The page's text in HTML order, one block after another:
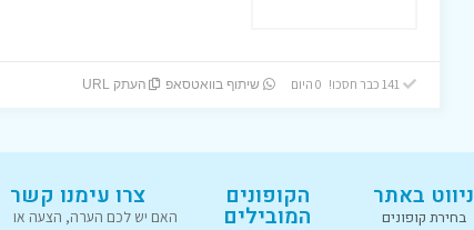
141 כבר חסכו! 0 היום שיתוף בוואטסאפ העתק URL
ניווט באתר
בחירת קופונים
הקופונים
המובילים
צרו עימנו קשר
האם יש לכם הערה, הצעה או